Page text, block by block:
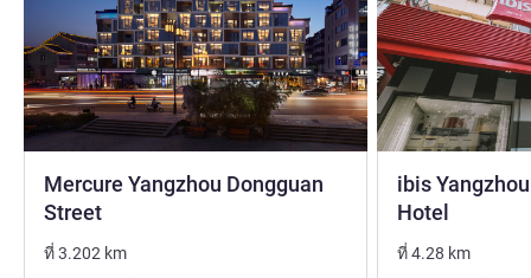
Mercure Yangzhou Dongguan
Street
ที่3.202 km
ibis
Hotel
ที่4.28 km